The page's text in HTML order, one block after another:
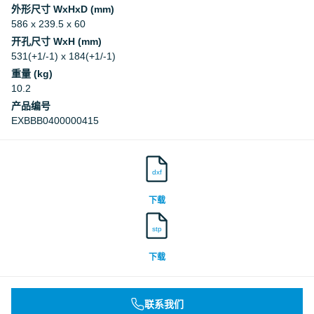
外形尺寸 WxHxD (mm)
586 x 239.5 x 60
开孔尺寸 WxH (mm)
531(+1/-1) x 184(+1/-1)
重量 (kg)
10.2
产品编号
EXBBB0400000415
dxf
下载
stp
下载
联系我们